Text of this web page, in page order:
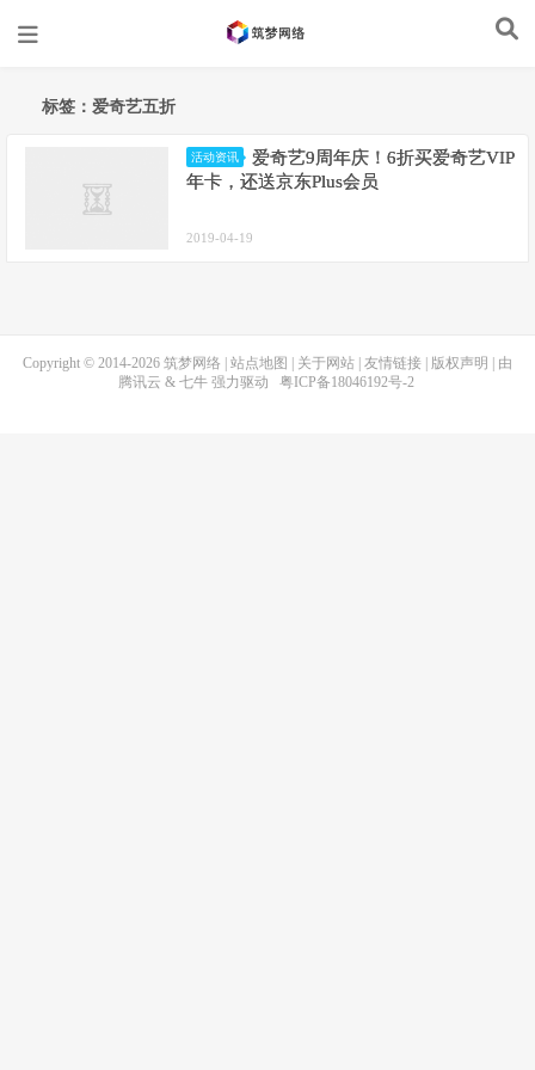
标签：爱奇艺五折
活动资讯
爱奇艺9周年庆！6折买爱奇艺VIP
年卡，还送京东Plus会员
2019-04-19
Copyright © 2014-2026 筑梦网络 站点地图 关于网站 友情链接 版权声明
| 由
腾讯云 & 七牛强力驱动 粤ICP备18046192号-2